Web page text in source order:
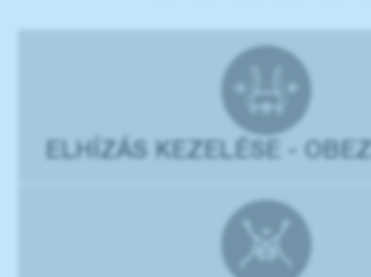
ELHÍZÁS KEZELÉSE -